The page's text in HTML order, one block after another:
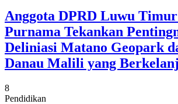
Anggota DPRD Luwu
Purnama Tekankan
Deliniasi Matano Geopark
Danau Malili yang
8
Pendidikan